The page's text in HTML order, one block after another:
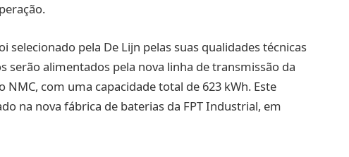
selecionado pela De Lijn pelas suas qualidades técnicas
serão alimentados pela nova linha de transmissão da
com uma capacidade total de 623 kWh. Este
na nova fábrica de baterias da FPT Industrial, em